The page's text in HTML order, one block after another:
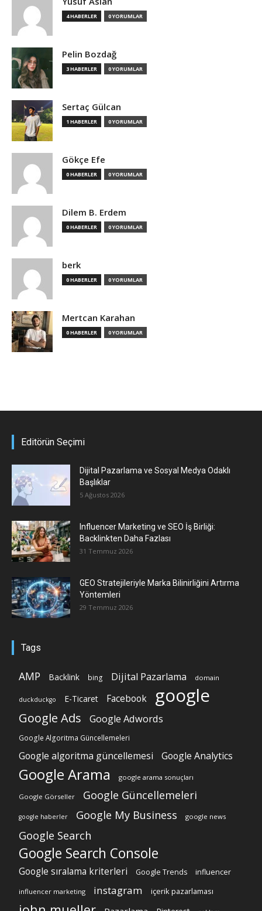
4 HABERLER 0 YORUMLAR
Pelin Bozdağ
3 HABERLER 0 YORUMLAR
Sertaç Gülcan
1 HABERLER 0 YORUMLAR
Gökçe Efe
0 HABERLER 0 YORUMLAR
Dilem B. Erdem
0 HABERLER 0 YORUMLAR
berk
0 HABERLER 0 YORUMLAR
Mertcan Karahan
0 HABERLER 0 YORUMLAR
Editörün Seçimi
Dijital Pazarlama ve Sosyal Medya Odaklı
Başlıklar
5 Ağustos 2026
Influencer Marketing ve SEO İş Birliği:
Backlinkten Daha Fazlası
31 Temmuz 2026
GEO Stratejileriyle Marka Bilinirliğini Artırma
Yöntemleri
29 Temmuz 2026
Tags
AMP Backlink bing Dijital Pazarlama domain
duckduckgo E-Ticaret Facebook google
Google Ads Google Adwords
Google Algoritma Güncellemeleri
Google algoritma güncellemesi Google Analytics
Google Arama google arama sonuçları
Google Görseller Google Güncellemeleri
google haberler Google My Business google news
Google Search
Google Search Console
Google sıralama kriterleri Google Trends influencer
influencer marketing instagram içerik pazarlaması